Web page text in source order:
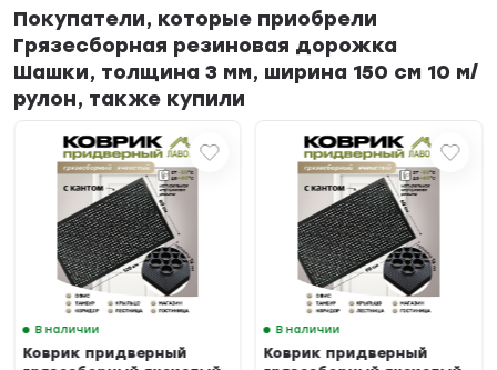
Покупатели, которые приобрели
Грязесборная резиновая дорожка
Шашки, толщина 3 мм, ширина 150 см 10 м/
рулон, также купили
В наличии
Коврик придверный
В наличии
Коврик придверный